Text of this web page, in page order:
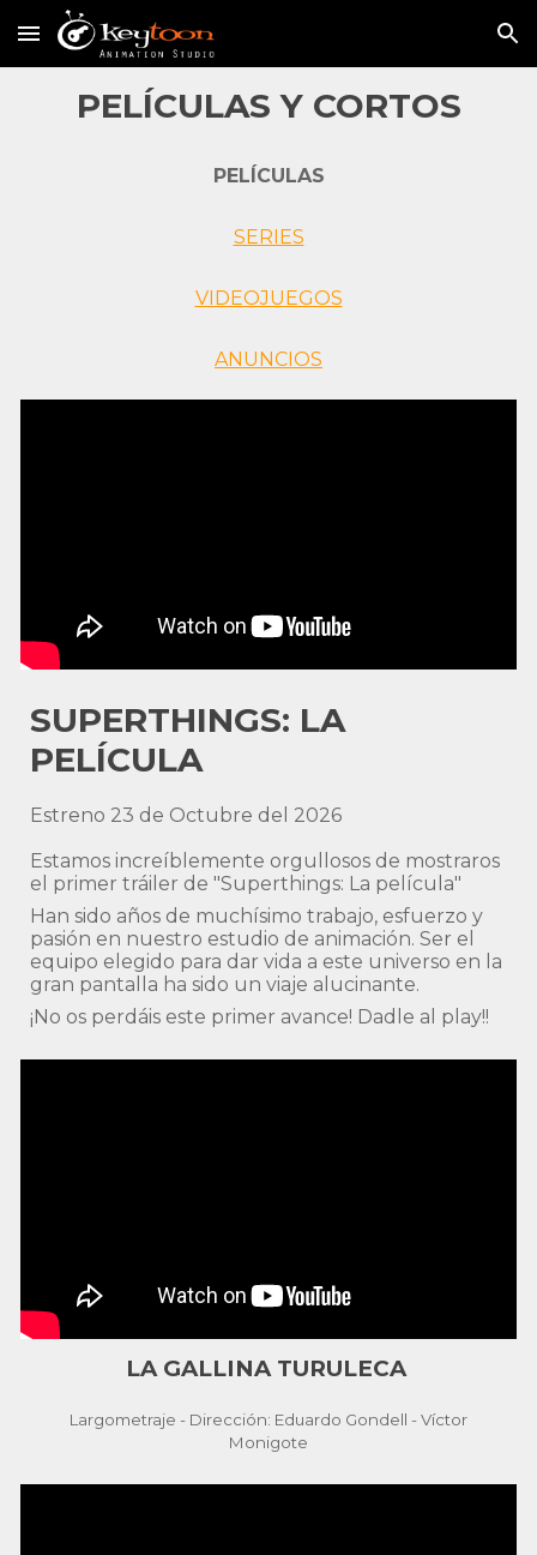
Skip to main content Skip to navigation
PELÍCULAS Y CORTOS
PELÍCULAS
SERIES
VIDEOJUEGOS
ANUNCIOS
SUPERTHINGS: LA
PELÍCULA
Estreno 23 de Octubre del 2026
Estamos increíblemente orgullosos de mostraros
el primer tráiler de "Superthings: La película"
Han sido años de muchísimo trabajo, esfuerzo y
pasión en nuestro estudio de animación. Ser el
equipo elegido para dar vida a este universo en la
gran pantalla ha sido un viaje alucinante.
¡No os perdáis este primer avance! Dadle al play!!
LA GALLINA TURULECA
Largometraje - Dirección: Eduardo Gondell - Víctor
Monigote